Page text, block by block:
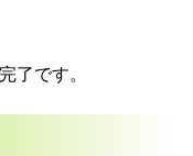
了です。